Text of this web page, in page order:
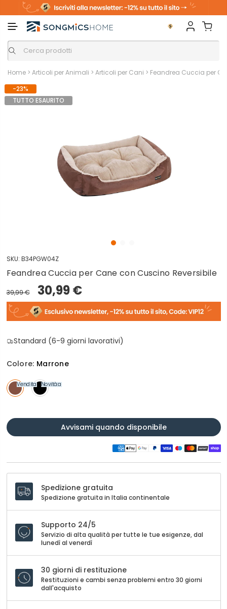
Home > Articoli per Animali > Articoli per Cani > Feandrea Cuccia per
-23%
TUTTO ESAURITO
SKU: B34PGW04Z
Feandrea Cuccia per Cane con Cuscino Reversibile
39,99 € 30,99 €
Standard (6-9 giorni lavorativi)
Colore: Marrone
Vendita Vendita
Novità
Avvisami quando disponibile
Spedizione gratuita
Spedizione gratuita in Italia continentale
Supporto 24/5
Servizio di alta qualità per tutte le tue esigenze, dal
lunedì al venerdì
30 giorni di restituzione
Restituzioni e cambi senza problemi entro 30 giorni
dall'acquisto
n
i